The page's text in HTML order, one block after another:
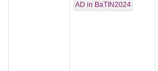
AD in BaTIN2024